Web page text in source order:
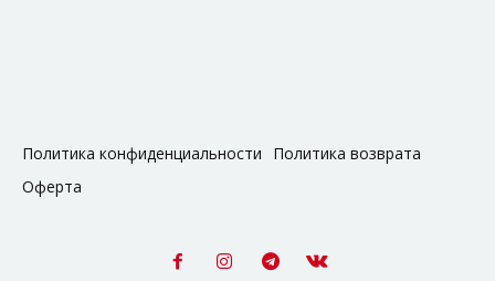
Политика конфиденциальности
Политика возврата
Оферта